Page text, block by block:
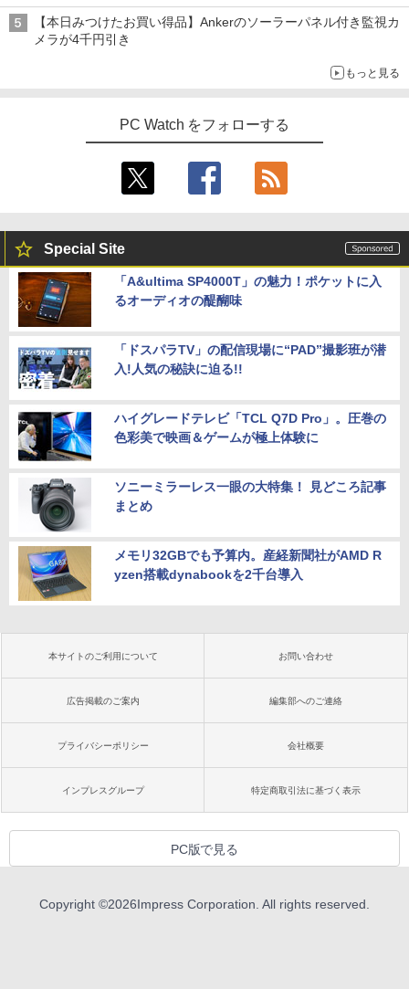
料無料 保証付き
対応モデル】アウトレット 第8世代 Core
i5 ノートパソコン Win11対応 15.6型 大
搭載 メモリ最大32GB 新品SSD最大2TB
Office付き DVD内蔵/テンキー/WEBカメ
￥22,399
5
Lenovo ThinkPad X13 Gen1 Gen2 Ge
B 16GB / 第10世代 第11世代 第12世代 I
ntel Core i5] 初期設定不要 Office 中古
ノートパソコン 中古パソコン 中古pc レ
￥30,800
4
中古パソコン | HP | ProOne 600 G5 All-i
GHz | MEM:16GB | SSD:256GB(新品) |
プター付属
SFF Core i3-10100 3.60GHz /メモリ：1
6GB /SSD：256GB /無線LAN/Windows
11 Pro/ 中古良い WPS Office付き デスク
トップPC &おまけ付き（中古USB式キー
ボートとマウス） 3ケ月保証
V27
ター フリッカーレス FullHD ブルーライ
トカット ノングレア ディスプレイ HDMI
ック MAXZEN MJM24IC01 MJM24IC02-
F144 マクスゼン
5
【新商品特価11699円！8/11 1:59迄】モ
バイルモニター 15.6インチ ポータブルモ
カー内蔵 保護カバー付き 軽量 薄型 Type
-C ミニHDMI 在宅 テレワーク simplus
シンプラス SP-MBM156 【送料無料】
￥11,699
【送料無料】日経エンタテインメント9月
￥980
【本日みつけたお買い得品】Ankerのソーラーパネル付き監視カ
メラが4千円引き
もっと見る
PC Watch をフォローする
Special Site
「A&ultima SP4000T」の魅力！ポケットに入
るオーディオの醍醐味
「ドスパラTV」の配信現場に“PAD”撮影班が潜
入!人気の秘訣に迫る!!
ハイグレードテレビ「TCL Q7D Pro」。圧巻の
色彩美で映画＆ゲームが極上体験に
ソニーミラーレス一眼の大特集！ 見どころ記事
まとめ
メモリ32GBでも予算内。産経新聞社がAMD R
yzen搭載dynabookを2千台導入
本サイトのご利用について お問い合わせ
広告掲載のご案内 編集部へのご連絡
プライバシーポリシー 会社概要
インプレスグループ 特定商取引法に基づく表示
PC版で見る
Copyright ©2026Impress Corporation. All rights reserved.